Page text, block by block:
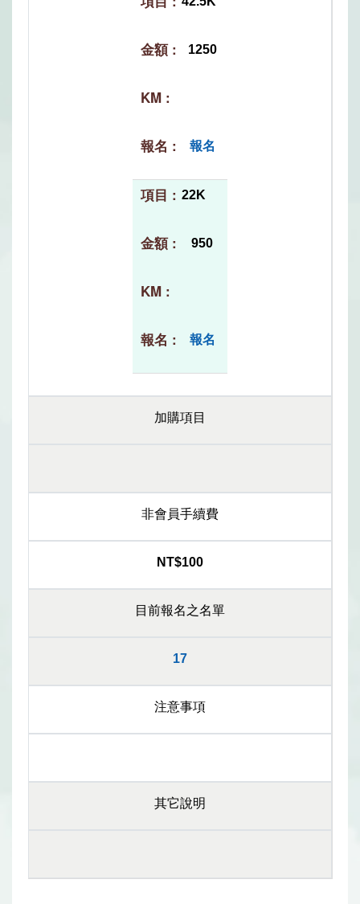
1250
報名
22K
950
報名
加購項目
非會員手續費
NT$100
目前報名之名單
17
注意事項
其它說明